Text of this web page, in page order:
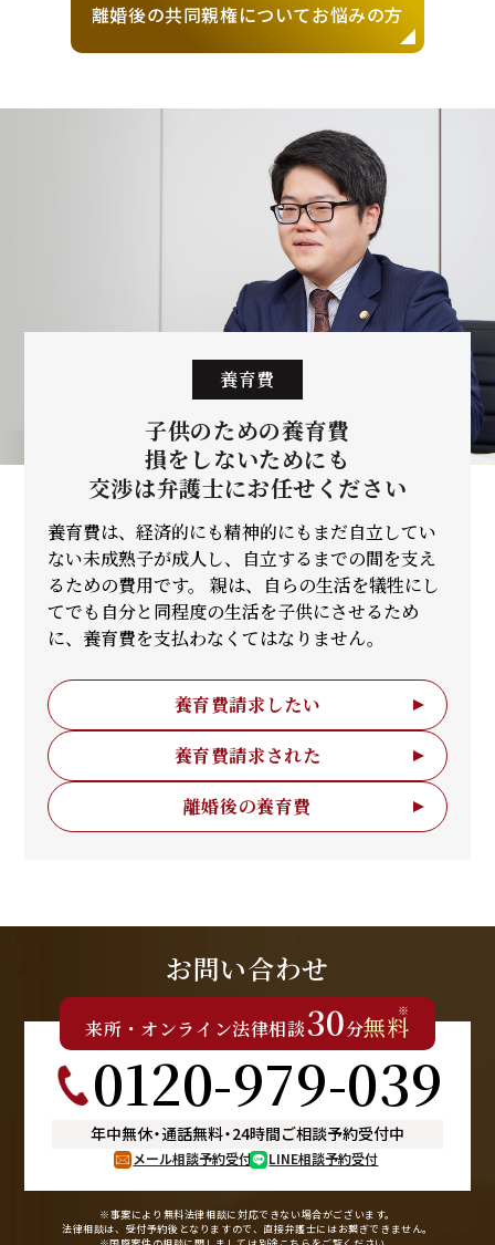
離婚後の共同親権についてお悩みの方
養育費
子供のための養育費
損をしないためにも
交渉は弁護士にお任せください
養育費は、経済的にも精神的にもまだ自立してい
ない未成熟子が成人し、自立するまでの間を支え
るための費用です。 親は、自らの生活を犠牲にし
てでも自分と同程度の生活を子供にさせるため
に、養育費を支払わなくてはなりません。
養育費請求したい
養育費請求された
離婚後の養育費
お問い合わせ
来所 ・ オンライン法律相談30分無料
※
0120-979-039
年中無休・通話無料・24時間ご相談予約受付中
メール相談予約受付 LINE相談予約受付
※事案により無料法律相談に対応できない場合がございます。
法律相談は、受付予約後となりますので、 直接弁護士にはお繋ぎできません。